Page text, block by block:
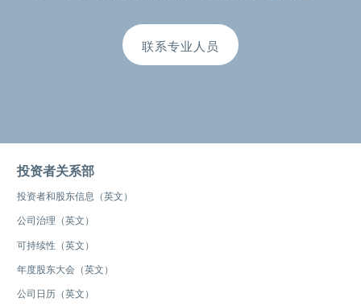
联系专业人员
投资者关系部
投资者和股东信息（英文）
公司治理（英文）
可持续性（英文）
年度股东大会（英文）
公司日历（英文）